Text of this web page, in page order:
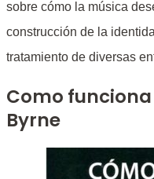
sobre cómo la música
construcción de la
tratamiento de diversas
Como
Byrne